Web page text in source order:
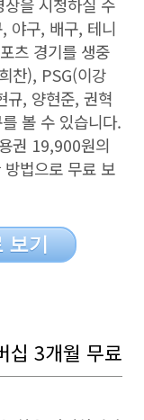
, 야구, 배구, 테니
츠 경기를 생중
찬), PSG(이강
규, 양현준, 권혁
볼 수 있습니다.
권 19,900원의
법으로 무료 보
보기
십 3개월 무료